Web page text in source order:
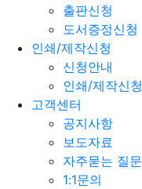
출판신청
도서증정신청
인쇄/제작신청
신청안내
인쇄/제작신청
고객센터
공지사항
보도자료
자주묻는 질문
1:1문의